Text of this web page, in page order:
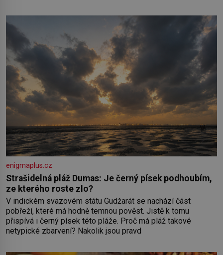
bílků. Žloutky vyšlehejte s cukrem do světlé pěny a postupně
do nich vmíchejte mascarpone, aby vznikl hladký
enigmaplus.cz
Strašidelná pláž Dumas: Je černý písek podhoubím,
ze kterého roste zlo?
V indickém svazovém státu Gudžarát se nachází část
pobřeží, které má hodně temnou pověst. Jistě k tomu
přispívá i černý písek této pláže. Proč má pláž takové
netypické zbarvení? Nakolik jsou pravd